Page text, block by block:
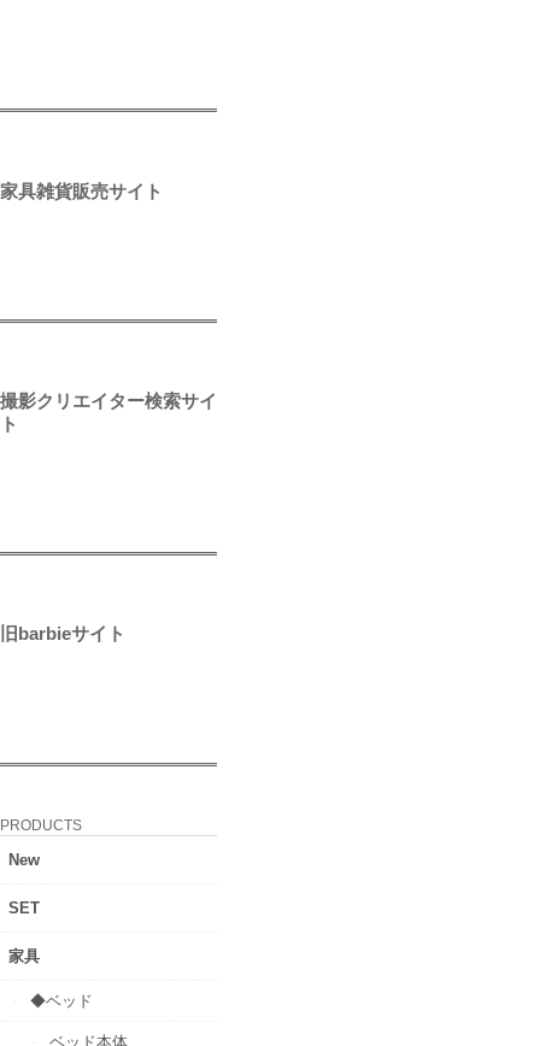
家具雑貨販売サイト
撮影クリエイター検索サイ
ト
旧barbieサイト
PRODUCTS
New
SET
家具
◆ベッド
ベッド本体